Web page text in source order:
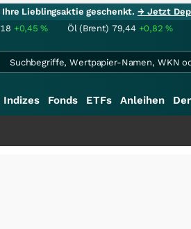
Ihre Lieblingsaktie geschenkt.→ Jetzt
+0,45% Öl (Brent) 79,44 +0,82%
Indizes Fonds ETFs Anleihen